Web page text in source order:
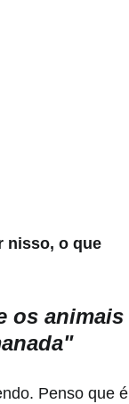
nisso, o que
os animais
Penso que é